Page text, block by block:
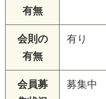
有無
会則の
有無
有り
会員募
募集中